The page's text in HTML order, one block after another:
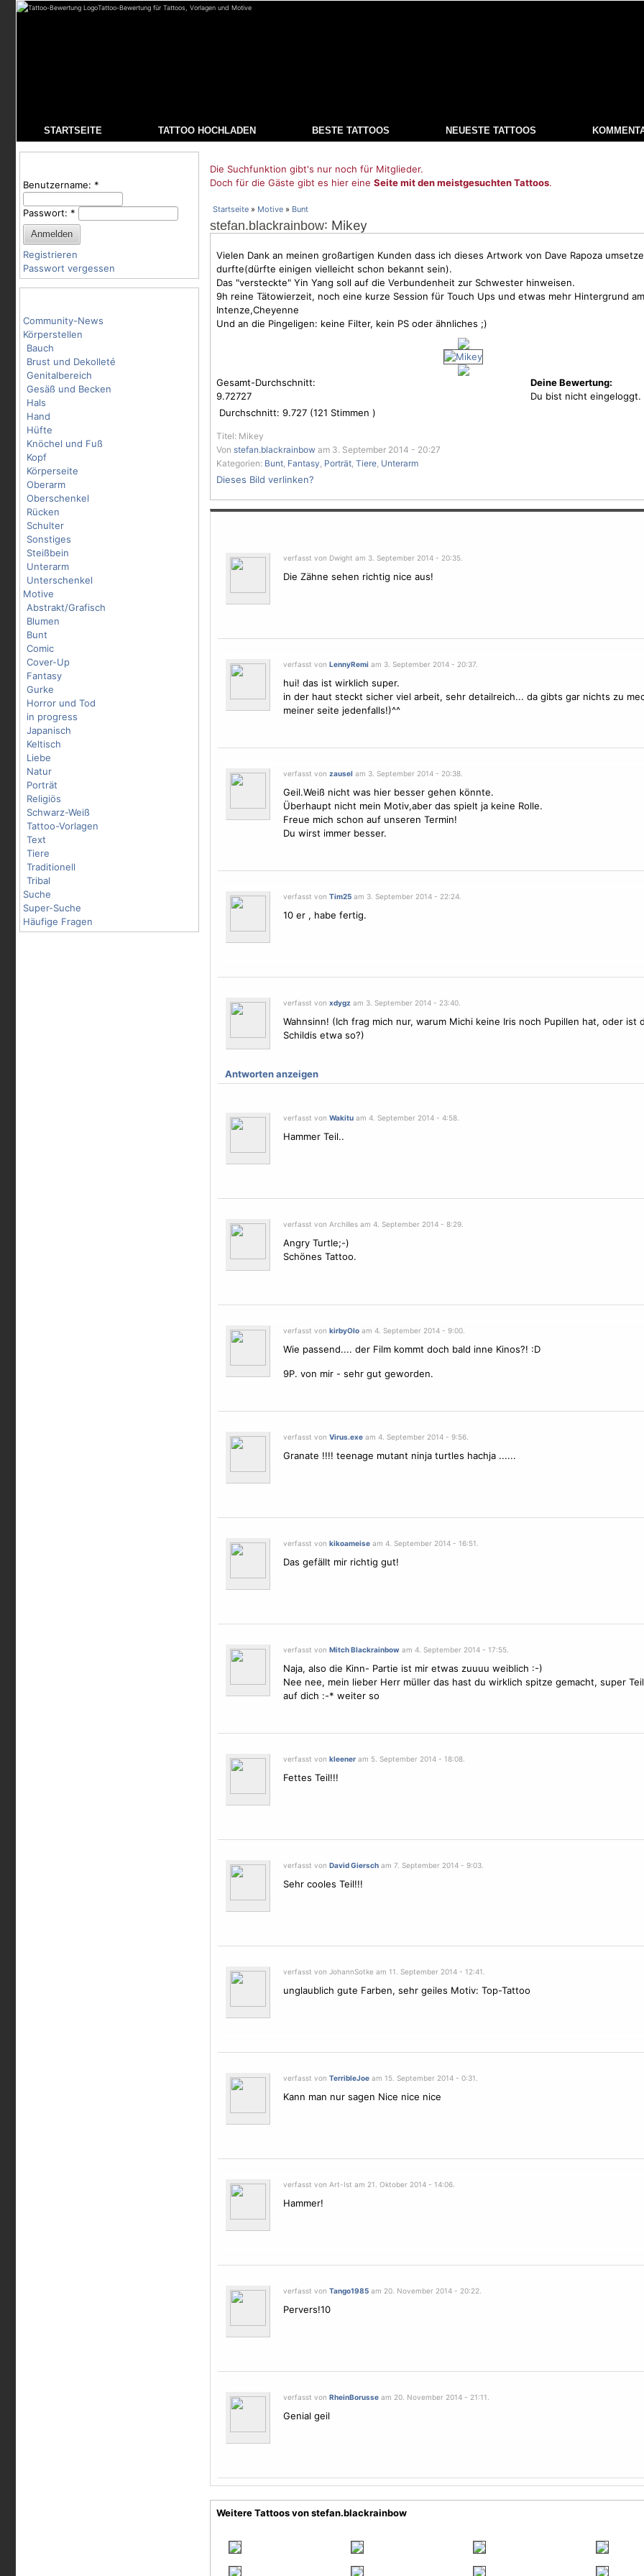
Tattoo-Bewertung für Tattoos, Vorlagen und Motive
STARTSEITE TATTOO HOCHLADEN BESTE TATTOOS NEUESTE TATTOOS
Benutzername: *
Passwort: *
Registrieren
Passwort vergessen
Community-News
Körperstellen
Bauch
Brust und Dekolleté
Genitalbereich
Gesäß und Becken
Hals
Hand
Hüfte
Knöchel und Fuß
Kopf
Körperseite
Oberarm
Oberschenkel
Rücken
Schulter
Sonstiges
Steißbein
Unterarm
Unterschenkel
Motive
Abstrakt/Grafisch
Blumen
Bunt
Comic
Cover-Up
Fantasy
Gurke
Horror und Tod
in progress
Japanisch
Keltisch
Liebe
Natur
Porträt
Religiös
Schwarz-Weiß
Tattoo-Vorlagen
Text
Tiere
Traditionell
Tribal
Suche
Super-Suche
Häufige Fragen
Die Suchfunktion gibt's nur noch für Mitglieder.
Doch für die Gäste gibt es hier eine Seite mit den meistgesuchten Tattoos.
Startseite » Motive » Bunt
stefan.blackrainbow: Mikey
Vielen Dank an meinen großartigen Kunden dass ich dieses Artwork von Dave Rapoza
durfte(dürfte einigen vielleicht schon bekannt sein).
Das "versteckte" Yin Yang soll auf die Verbundenheit zur Schwester hinweisen.
9h reine Tätowierzeit, noch eine kurze Session für Touch Ups und etwas mehr Hintergrund
Intenze,Cheyenne
Und an die Pingeligen: keine Filter, kein PS oder ähnliches ;)
Gesamt-Durchschnitt:
9.72727
Durchschnitt: 9.727 (121 Stimmen )
Deine Bewertung:
Du bist nicht eingeloggt.
Titel: Mikey
Von stefan.blackrainbow am 3. September 2014 - 20:27
Kategorien: Bunt, Fantasy, Porträt, Tiere, Unterarm
Dieses Bild verlinken?
verfasst von Dwight am 3. September 2014 - 20:35.
Die Zähne sehen richtig nice aus!
verfasst von LennyRemi am 3. September 2014 - 20:37.
hui! das ist wirklich super.
in der haut steckt sicher viel arbeit, sehr detailreich... da gibts gar nichts zu
meiner seite jedenfalls!)^^
verfasst von zausel am 3. September 2014 - 20:38.
Geil.Weiß nicht was hier besser gehen könnte.
Überhaupt nicht mein Motiv,aber das spielt ja keine Rolle.
Freue mich schon auf unseren Termin!
Du wirst immer besser.
verfasst von Tim25am 3. September 2014 - 22:24.
10 er , habe fertig.
verfasst von xdygz am 3. September 2014 - 23:40.
Wahnsinn! (Ich frag mich nur, warum Michi keine Iris noch Pupillen hat, oder ist
Schildis etwa so?)
Antworten anzeigen
verfasst von Wakituam 4. September 2014 - 4:58.
Hammer Teil..
verfasst von Archilles am 4. September 2014 - 8:29.
Angry Turtle;-)
Schönes Tattoo.
verfasst von kirbyOloam 4. September 2014 - 9:00.
Wie passend.... der Film kommt doch bald inne Kinos?! :D
9P. von mir - sehr gut geworden.
verfasst von Virus.exeam 4. September 2014 - 9:56.
Granate !!!! teenage mutant ninja turtles hachja ......
verfasst von kikoameiseam 4. September 2014 - 16:51.
Das gefällt mir richtig gut!
verfasst von Mitch Blackrainbow am 4. September 2014 - 17:55.
Naja, also die Kinn- Partie ist mir etwas zuuuu weiblich :-)
Nee nee, mein lieber Herr müller das hast du wirklich spitze gemacht, super
auf dich :-* weiter so
verfasst von kleeneram 5. September 2014 - 18:08.
Fettes Teil!!!
verfasst von David Gierscham 7. September 2014 - 9:03.
Sehr cooles Teil!!!
verfasst von JohannSotke am 11. September 2014 - 12:41.
unglaublich gute Farben, sehr geiles Motiv: Top-Tattoo
verfasst von TerribleJoeam 15. September 2014 - 0:31.
Kann man nur sagen Nice nice nice
verfasst von Art-Ist am 21. Oktober 2014 - 14:06.
Hammer!
verfasst von Tango1985am 20. November 2014 - 20:22.
Pervers!10
verfasst von RheinBorusseam 20. November 2014 - 21:11.
Genial geil
Weitere Tattoos von stefan.blackrainbow